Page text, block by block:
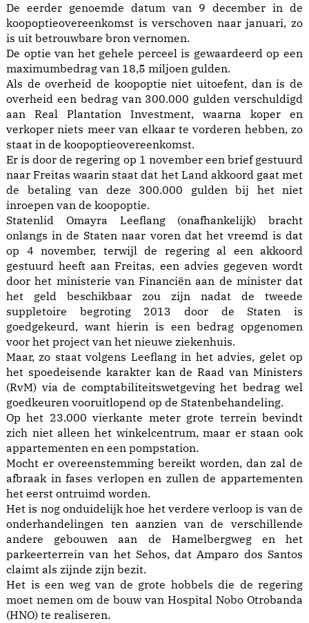
De eerder genoemde datum van 9 december in de
koopoptieovereenkomst is verschoven naar januari, zo
is uit betrouwbare bron vernomen.
De optie van het gehele perceel is gewaardeerd op een
maximumbedrag van 18,5 miljoen gulden.
Als de overheid de koopoptie niet uitoefent, dan is de
overheid een bedrag van 300.000 gulden verschuldigd
aan Real Plantation Investment, waarna koper en
verkoper niets meer van elkaar te vorderen hebben, zo
staat in de koopoptieovereenkomst.
Er is door de regering op 1 november een brief gestuurd
naar Freitas waarin staat dat het Land akkoord gaat met
de betaling van deze 300.000 gulden bij het niet
inroepen van de koopoptie.
Statenlid Omayra Leeflang (onafhankelijk) bracht
onlangs in de Staten naar voren dat het vreemd is dat
op 4 november, terwijl de regering al een akkoord
gestuurd heeft aan Freitas, een advies gegeven wordt
door het ministerie van Financiën aan de minister dat
het geld beschikbaar zou zijn nadat de tweede
suppletoire begroting 2013 door de Staten is
goedgekeurd, want hierin is een bedrag opgenomen
voor het project van het nieuwe ziekenhuis.
Maar, zo staat volgens Leeflang in het advies, gelet op
het spoedeisende karakter kan de Raad van Ministers
(RvM) via de comptabiliteitswetgeving het bedrag wel
goedkeuren vooruitlopend op de Statenbehandeling.
Op het 23.000 vierkante meter grote terrein bevindt
zich niet alleen het winkelcentrum, maar er staan ook
appartementen en een pompstation.
Mocht er overeenstemming bereikt worden, dan zal de
afbraak in fases verlopen en zullen de appartementen
het eerst ontruimd worden.
Het is nog onduidelijk hoe het verdere verloop is van de
onderhandelingen ten aanzien van de verschillende
andere gebouwen aan de Hamelbergweg en het
parkeerterrein van het Sehos, dat Amparo dos Santos
claimt als zijnde zijn bezit.
Het is een weg van de grote hobbels die de regering
moet nemen om de bouw van Hospital Nobo Otrobanda
(HNO) te realiseren.